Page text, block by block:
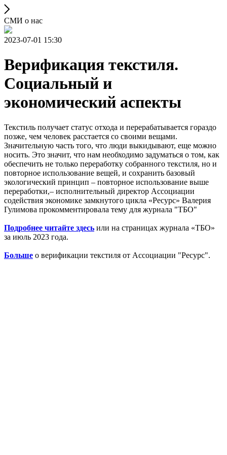
СМИ о нас
2023-07-01 15:30
Верификация текстиля.
Социальный и
экономический аспекты
Текстиль получает статус отхода и перерабатывается гораздо
позже, чем человек расстается со своими вещами.
Значительную часть того, что люди выкидывают, еще можно
носить. Это значит, что нам необходимо задуматься о том, как
обеспечить не только переработку собранного текстиля, но и
повторное использование вещей, и сохранить базовый
экологический принцип – повторное использование выше
переработки,– исполнительный директор Ассоциации
содействия экономике замкнутого цикла «Ресурс» Валерия
Гулимова прокомментировала тему для журнала "ТБО"
Подробнее читайте здесь или на страницах журнала «ТБО»
за июль 2023 года.
Больше о верификации текстиля от Ассоциации "Ресурс".